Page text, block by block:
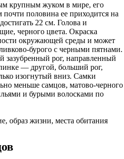
крупным жуком в мире, его
половина ее приходится на
22 см. Голова и
черного цвета. Окраска
окружающей среды и может
бурого с черными пятнами.
зазубренный рог, направленный
— другой, больший рог,
изогнутый вниз. Самки
меньше самцов, матово-черного
и бурыми волосками по